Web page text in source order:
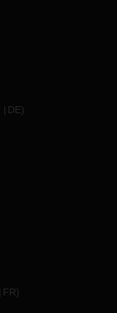
DE)
FR)